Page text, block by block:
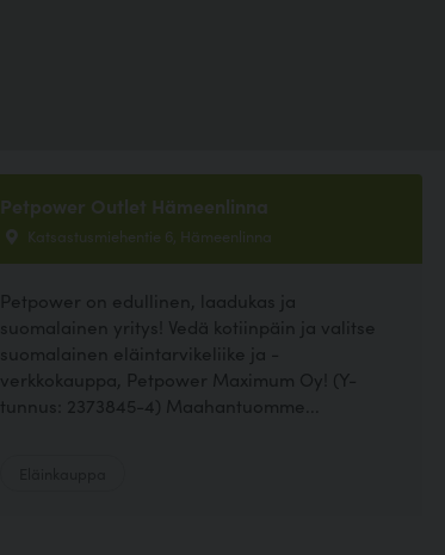
Petpower Outlet Hämeenlinna
Katsastusmiehentie 6, Hämeenlinna
Petpower on edullinen, laadukas ja
suomalainen yritys! Vedä kotiinpäin ja valitse
suomalainen eläintarvikeliike ja -
verkkokauppa, Petpower Maximum Oy! (Y-
tunnus: 2373845-4) Maahantuomme...